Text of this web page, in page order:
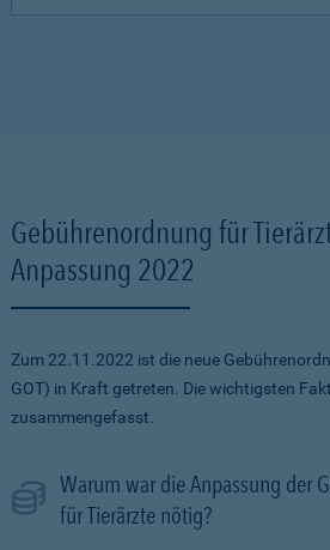
Gebührenordnung für
Anpassung 2022
Zum 22.11.2022 ist die neue
GOT) in Kraft getreten. Die wichtigsten
zusammengefasst.
Warum war die Anpassung der
für Tierärzte nötig?